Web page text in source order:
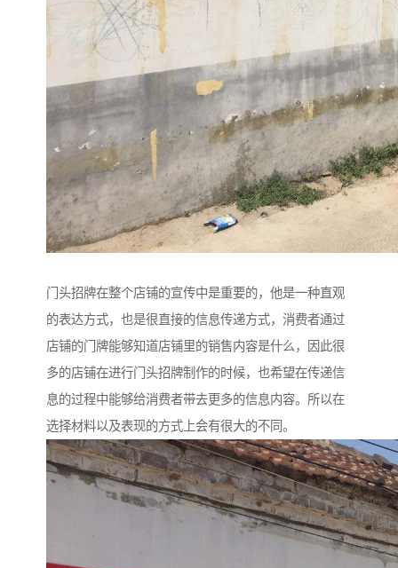
门头招牌在整个店铺的宣传中是重要的，他是一种直观
的表达方式，也是很直接的信息传递方式，消费者通过
店铺的门牌能够知道店铺里的销售内容是什么，因此很
多的店铺在进行门头招牌制作的时候，也希望在传递信
息的过程中能够给消费者带去更多的信息内容。所以在
选择材料以及表现的方式上会有很大的不同。